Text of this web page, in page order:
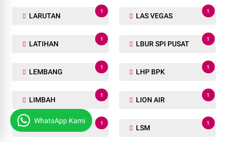
LARUTAN
1
LAS VEGAS
1
LATIHAN
1
LBUR SPI PUSAT
1
LEMBANG
1
LHP BPK
1
LIMBAH
1
LION AIR
1
LIRA
1
LSM
1
WhatsApp Kami